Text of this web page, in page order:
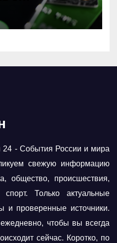
операциях по
24 - События России и мира
свежую информацию
общество, происшествия,
Только актуальные
и проверенные источники.
чтобы вы всегда
сейчас. Коротко, по